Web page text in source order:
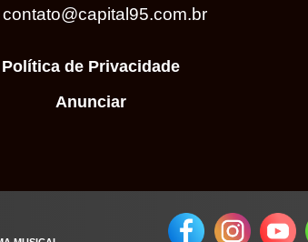
Política de Privacidade
Anunciar